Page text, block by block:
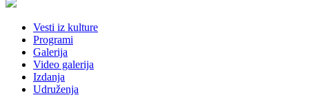
Vesti iz kulture
Programi
Galerija
Video galerija
Izdanja
Udruženja